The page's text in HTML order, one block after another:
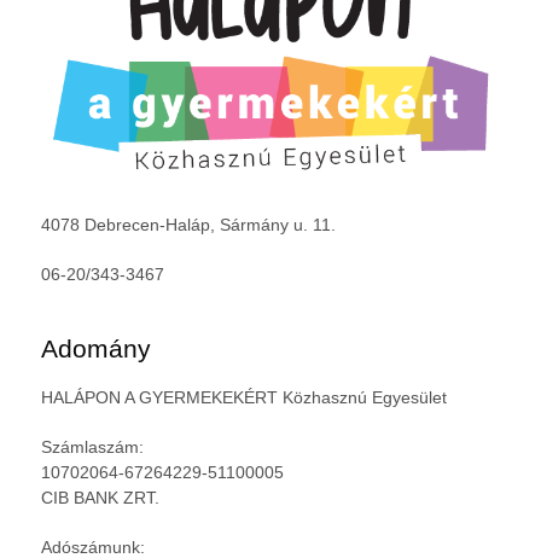
4078 Debrecen-Haláp, Sármány u. 11.
06-20/343-3467
Adomány
HALÁPON A GYERMEKEKÉRT Közhasznú Egyesület
Számlaszám:
10702064-67264229-51100005
CIB BANK ZRT.
Adószámunk: